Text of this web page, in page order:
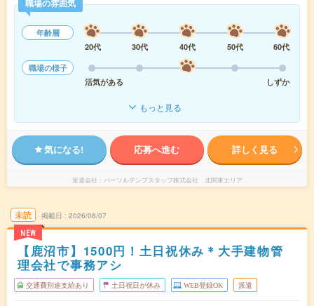
職場の雰囲気
年齢層
20代
30代 40代 50代
60代
職場の様子
活気がある
しずか
もっと見る
気になる! 応募へ進む 詳しく見る
派遣会社 パーソルテンプスタッフ株式会社 北関東エリア
未読
NEW
掲載日 2026/08/07
【鹿沼市】1500円！土日祝休み＊大手建物管
理会社で事務アシ
交通費別途支給あり 土日祝日が休み WEB登録OK 派遣